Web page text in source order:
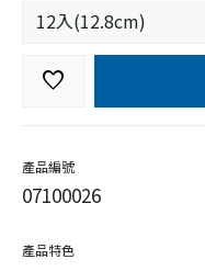
favorite
產品編號
07100026
產品特色